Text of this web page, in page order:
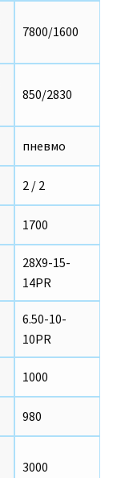
7800/1600
850/2830
пневмо
2 / 2
1700
28X9-15-
14PR
6.50-10-
10PR
1000
980
3000